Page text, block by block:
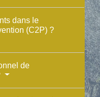
dans le
(C2P) ?
de